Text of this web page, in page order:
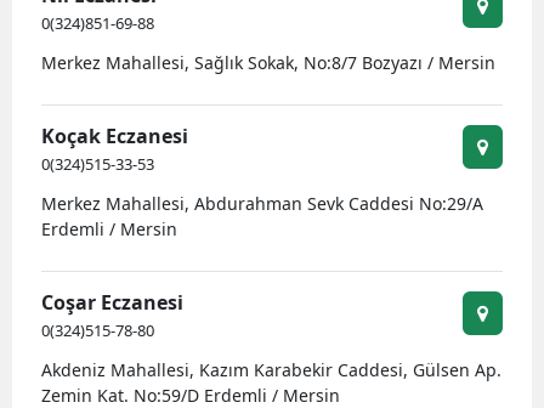
0(324)851-69-88
Merkez Mahallesi, Sağlık Sokak, No:8/7 Bozyazı / Mersin
Koçak Eczanesi
0(324)515-33-53
Merkez Mahallesi, Abdurahman Sevk Caddesi No:29/A
Erdemli / Mersin
Coşar Eczanesi
0(324)515-78-80
Akdeniz Mahallesi, Kazım Karabekir Caddesi, Gülsen Ap.
Zemin Kat. No:59/D Erdemli / Mersin